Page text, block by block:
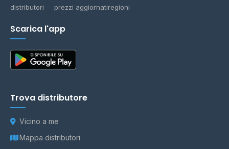
distributori prezzi aggiornatiregioni
Scarica l'app
Trova distributore
Vicino a me
Mappa distributori